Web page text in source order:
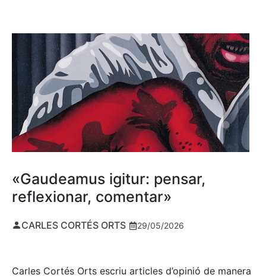
«Gaudeamus igitur: pensar,
reflexionar, comentar»
CARLES CORTÉS ORTS 29/05/2026
Carles Cortés Orts escriu articles d’opinió de manera